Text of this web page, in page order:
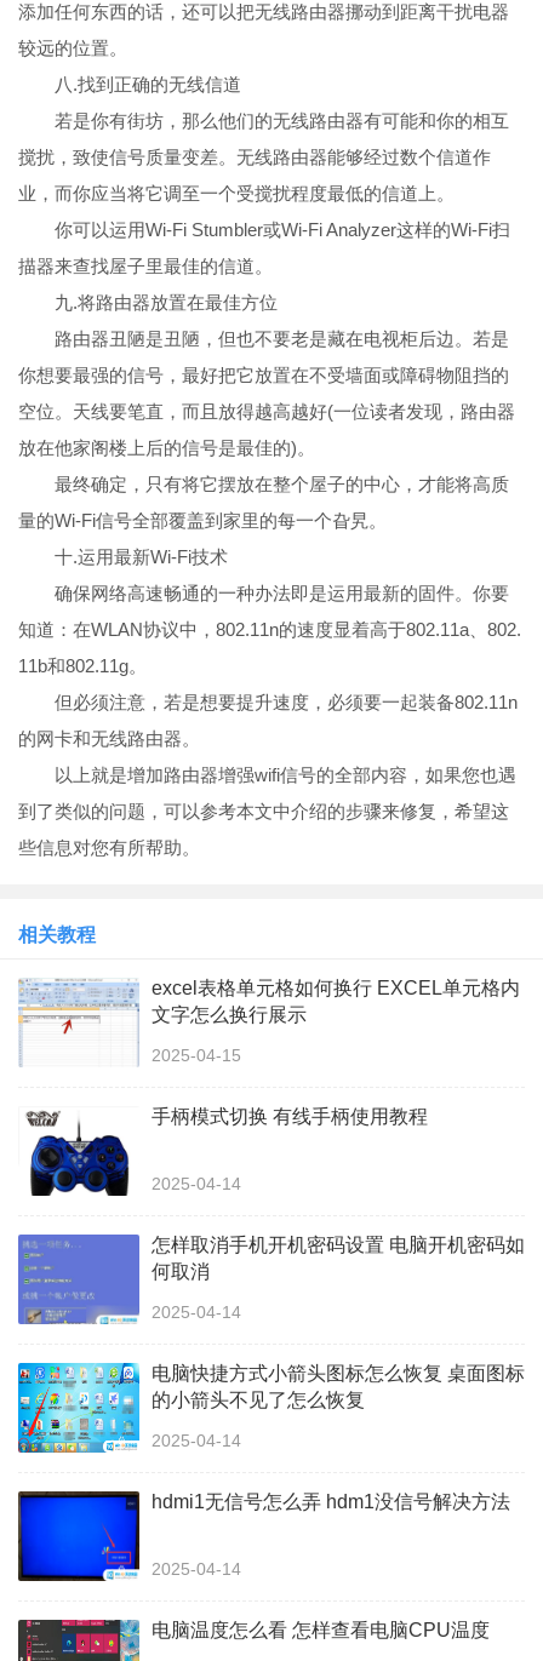
添加任何东西的话，还可以把无线路由器挪动到距离干扰电器
较远的位置。
八.找到正确的无线信道
若是你有街坊，那么他们的无线路由器有可能和你的相互
搅扰，致使信号质量变差。无线路由器能够经过数个信道作
业，而你应当将它调至一个受搅扰程度最低的信道上。
你可以运用Wi-Fi Stumbler或Wi-Fi Analyzer这样的Wi-Fi扫
描器来查找屋子里最佳的信道。
九.将路由器放置在最佳方位
路由器丑陋是丑陋，但也不要老是藏在电视柜后边。若是
你想要最强的信号，最好把它放置在不受墙面或障碍物阻挡的
空位。天线要笔直，而且放得越高越好(一位读者发现，路由器
放在他家阁楼上后的信号是最佳的)。
最终确定，只有将它摆放在整个屋子的中心，才能将高质
量的Wi-Fi信号全部覆盖到家里的每一个旮旯。
十.运用最新Wi-Fi技术
确保网络高速畅通的一种办法即是运用最新的固件。你要
知道：在WLAN协议中，802.11n的速度显着高于802.11a、802.
11b和802.11g。
但必须注意，若是想要提升速度，必须要一起装备802.11n
的网卡和无线路由器。
以上就是增加路由器增强wifi信号的全部内容，如果您也遇
到了类似的问题，可以参考本文中介绍的步骤来修复，希望这
些信息对您有所帮助。
相关教程
excel表格单元格如何换行 EXCEL单元格内
文字怎么换行展示
2025-04-15
手柄模式切换 有线手柄使用教程
2025-04-14
怎样取消手机开机密码设置 电脑开机密码如
何取消
2025-04-14
电脑快捷方式小箭头图标怎么恢复 桌面图标
的小箭头不见了怎么恢复
2025-04-14
hdmi1无信号怎么弄 hdm1没信号解决方法
2025-04-14
电脑温度怎么看 怎样查看电脑CPU温度